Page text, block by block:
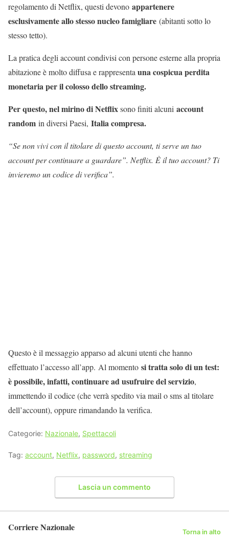
regolamento di Netflix, questi devono appartenere
esclusivamente allo stesso nucleo famigliare (abitanti sotto lo
stesso tetto).
La pratica degli account condivisi con persone esterne alla propria
abitazione è molto diffusa e rappresentauna cospicua perdita
monetaria per il colosso dello streaming.
Per questo, nel mirino di Netflixsono finiti alcuni account
random in diversi Paesi, Italia compresa.
“Se non vivi con il titolare di questo account, ti serve un tuo
account per continuare a guardare”. Netflix. È il tuo account? Ti
invieremo un codice di verifica”.
Questo è il messaggio apparso ad alcuni utenti che hanno
effettuato l’accesso all’app. Al momento si tratta solo di un test:
è possibile, infatti, continuare ad usufruire del servizio,
immettendo il codice (che verrà spedito via mail o sms al titolare
dell’account), oppure rimandando la verifica.
Categorie: Nazionale, Spettacoli
Tag: account, Netflix, password, streaming
Lascia un commento
Corriere Nazionale Torna in alto